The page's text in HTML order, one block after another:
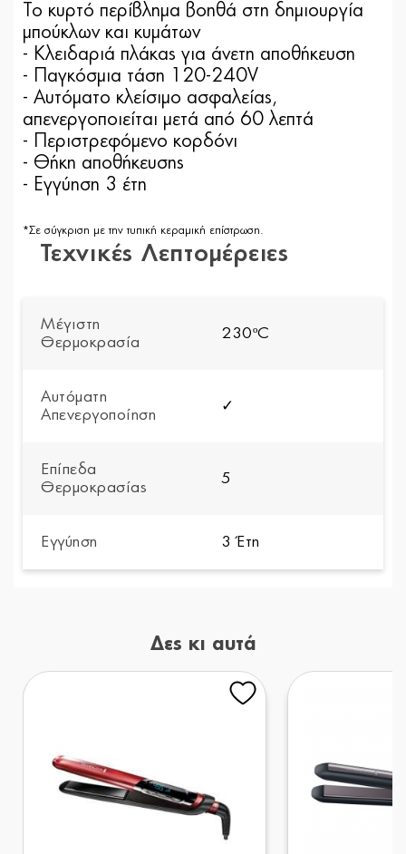
Το κυρτό περίβλημα βοηθά στη δημιουργία
μπούκλων και κυμάτων
- Κλειδαριά πλάκας για άνετη αποθήκευση
- Παγκόσμια τάση 120-240V
- Αυτόματο κλείσιμο ασφαλείας,
απενεργοποιείται μετά από 60 λεπτά
- Περιστρεφόμενο κορδόνι
- Θήκη αποθήκευσης
- Εγγύηση 3 έτη
*Σε σύγκριση με την τυπική κεραμική επίστρωση.
Τεχνικές Λεπτομέρειες
Μέγιστη
Θερμοκρασία
230ºC
Αυτόματη
Απενεργοποίηση
✓
Επίπεδα
Θερμοκρασίας
5
Εγγύηση 3 Έτη
Δες κι αυτά